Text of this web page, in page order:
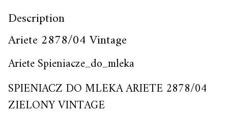
Description
Ariete 2878/04 Vintage
Ariete Spieniacze_do_mleka
SPIENIACZ DO MLEKA ARIETE 2878/04
ZIELONY VINTAGE